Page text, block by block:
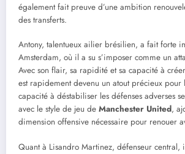
également fait preuve d’une ambition
des transferts.
Antony, talentueux ailier brésilien, a fait forte
Amsterdam, où il a su s’imposer comme un
Avec son flair, sa rapidité et sa capacité à
est rapidement devenu un atout précieux pour
capacité à déstabiliser les défenses adverses
avec le style de jeu de Manchester United,
dimension offensive nécessaire pour renouer
Quant à Lisandro Martinez, défenseur central,